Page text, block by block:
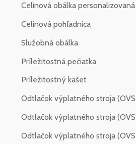
Celinová obálka personalizovaná
Celinová pohľadnica
Služobná obálka
Príležitostná pečiatka
Príležitostný kašet
Odtlačok výplatného stroja
Odtlačok výplatného stroja
Odtlačok výplatného stroja